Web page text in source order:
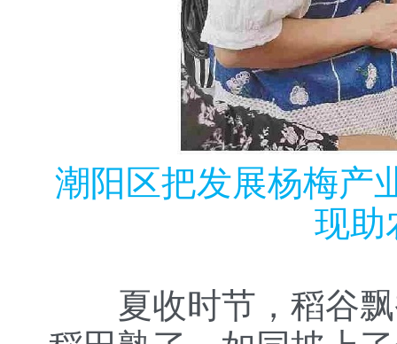
潮阳区把发展杨梅产
现助
夏收时节，稻谷飘